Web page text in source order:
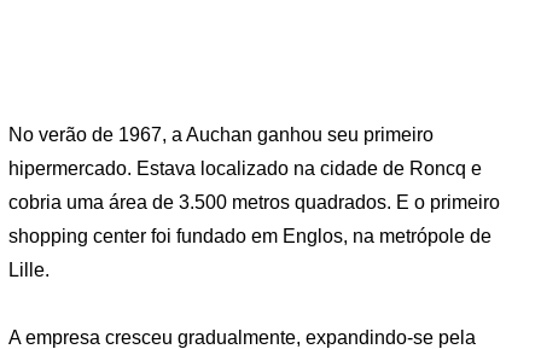
No verão de 1967, a Auchan ganhou seu primeiro
hipermercado. Estava localizado na cidade de Roncq e
cobria uma área de 3.500 metros quadrados. E o primeiro
shopping center foi fundado em Englos, na metrópole de
Lille.
A empresa cresceu gradualmente, expandindo-se pela